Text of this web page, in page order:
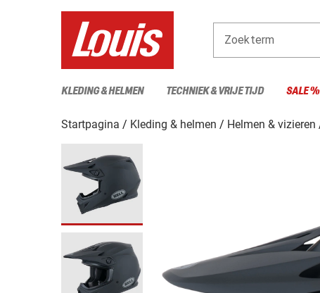
Zoekterm
KLEDING & HELMEN TECHNIEK & VRIJE TIJD SALE %
Startpagina Kleding & helmen Helmen & vizieren